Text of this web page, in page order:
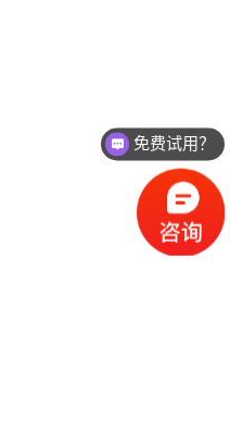
免费试用？
价格如何？